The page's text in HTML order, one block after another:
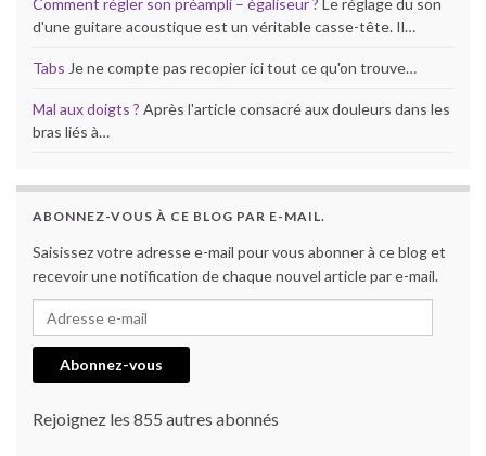
Comment régler son préampli – égaliseur ? Le réglage du son
d'une guitare acoustique est un véritable casse-tête. Il…
Tabs Je ne compte pas recopier ici tout ce qu'on trouve…
Mal aux doigts ? Après l'article consacré aux douleurs dans les
bras liés à…
ABONNEZ-VOUS À CE BLOG PAR E-MAIL.
Saisissez votre adresse e-mail pour vous abonner à ce blog et
recevoir une notification de chaque nouvel article par e-mail.
Adresse e-mail
Abonnez-vous
Rejoignez les 855 autres abonnés